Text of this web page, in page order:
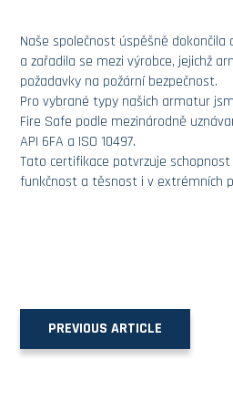
Naše společnost úspěšně dokončila
a zařadila se mezi výrobce, jejichž
požadavky na požární bezpečnost.
Pro vybrané typy našich armatur
Fire Safe podle mezinárodně
API 6FA a ISO 10497.
Tato certifikace potvrzuje
funkčnost a těsnost i v extrémních
PREVIOUS ARTICLE